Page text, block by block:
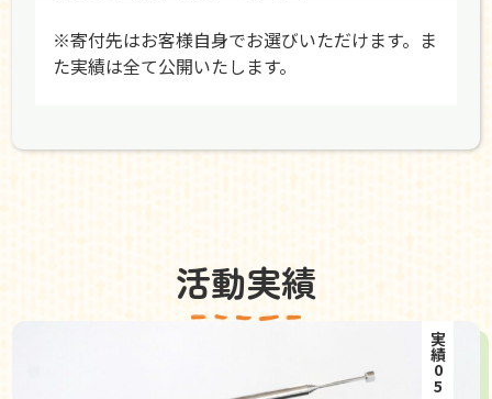
※寄付先はお客様自身でお選びいただけます。ま
た実績は全て公開いたします。
活動実績
実績05